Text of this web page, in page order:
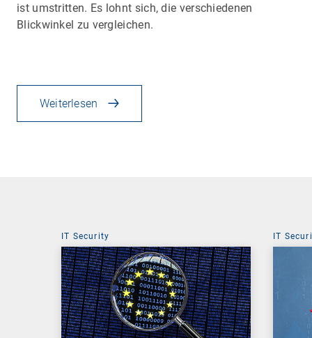
ist umstritten. Es lohnt sich, die verschiedenen
Blickwinkel zu vergleichen.
Weiterlesen
IT Security IT